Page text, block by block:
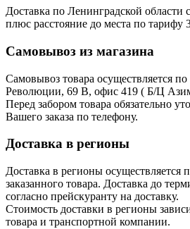
Доставка по Ленинградской области
плюс расстояние до места по тарифу
Самовывоз из магазина
Самовывоз товара осуществляется по
Революции, 69 В, офис 419 ( Б/Ц
Перед забором товара обязательно
Вашего заказа по телефону.
Доставка в регионы
Доставка в регионы осуществляется
заказанного товара. Доставка до
согласно прейскуранту на доставку.
Стоимость доставки в регионы
товара и транспортной компании.